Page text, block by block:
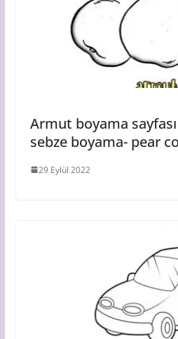
Armut boyama sayfası
sebze boyama- pear
29 Eylül 2022